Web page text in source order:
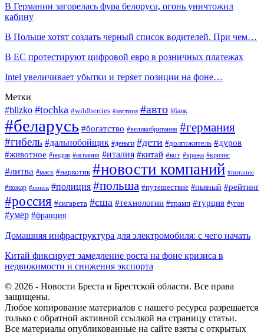
В Германии загорелась фура белоруса, огонь уничтожил
кабину
В Польше хотят создать черный список водителей. При чем…
В ЕС протестируют цифровой евро в розничных платежах
Intel увеличивает убытки и теряет позиции на фоне…
Метки
#blizko #tochka #wildberries #австрия #авто #банк
#беларусь #богатство #великобритания #германия
#гибель #дальнобойщик #деньги #дети #долгожитель #дуров
#животное #индия #испания #италия #китай #кот #кража #кризис
#литва #маск #наркотик #новости компаний #питание
#пожар #поиск #полиция #польша #путешествие #пьяный #рейтинг
#россия #сигарета #сша #технологии #трамп #турция #угон
#умер #франция
Домашняя инфраструктура для электромобиля: с чего начать
Китай фиксирует замедление роста на фоне кризиса в
недвижимости и снижения экспорта
© 2026 - Новости Бреста и Брестской области. Все права
защищены.
Любое копирование материалов с нашего ресурса разрешается
только с обратной активной ссылкой на страницу статьи.
Все материалы опубликованные на сайте взяты с открытых